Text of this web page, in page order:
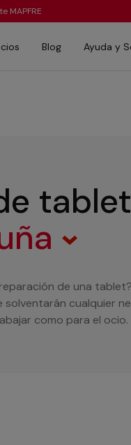
MAPFRE
Blog Ayuda y
tablet
de una
cualquier
como para el ocio.